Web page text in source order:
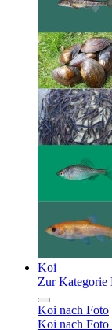
Koi
Zur Kategorie
Koi nach Foto
Koi nach Foto